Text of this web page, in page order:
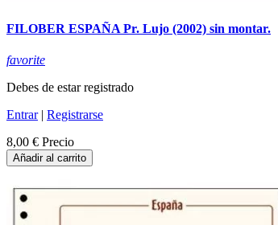
FILOBER ESPAÑA Pr. Lujo (2002) sin montar.
favorite
Debes de estar registrado
Entrar| Registrarse
8,00 € Precio
Añadir al carrito